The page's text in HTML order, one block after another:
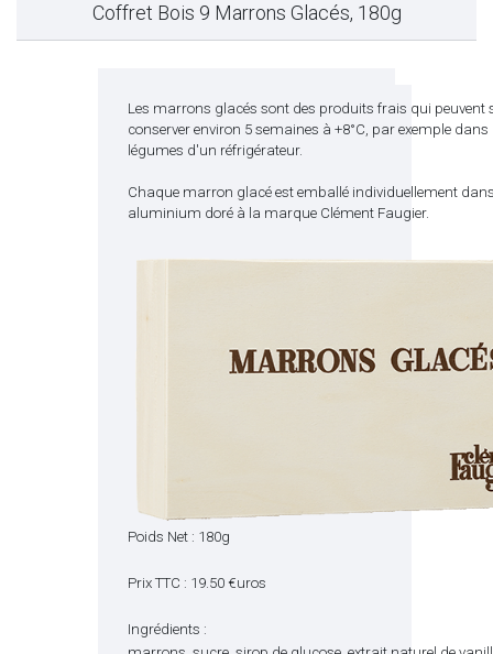
Coffret Bois 9 Marrons Glacés, 180g
Les marrons glacés sont des produits frais qui peuvent
conserver environ 5 semaines à +8°C, par exemple
légumes d'un réfrigérateur.
Chaque marron glacé est emballé individuellement
aluminium doré à la marque Clément Faugier.
Poids Net : 180g
Prix TTC : 19.50 €uros
Ingrédients :